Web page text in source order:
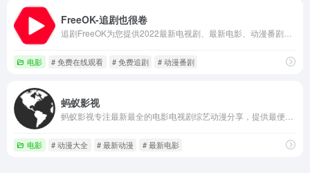
FreeOK-追剧也很卷
电影 # 免费在线观看 # 免费追剧 # 动漫番剧
蚂蚁影视
电影 # 动漫大全 # 最新动漫 # 最新电影